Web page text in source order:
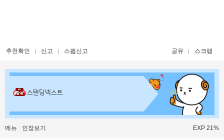
추천확인 신고 스팸신고 공유 스크랩
스탠딩넥스트
메뉴 인장보기 EXP 21%